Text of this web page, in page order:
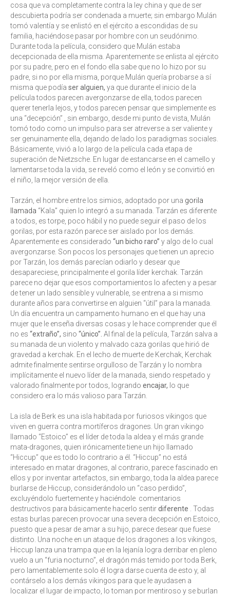
cosa que va completamente contra la ley china y que de ser
descubierta podría ser condenada a muerte; sin embargo Mulán
tomó valentía y se enlistó en el ejército a escondidas de su
familia, haciéndose pasar por hombre con un seudónimo.
Durante toda la película, considero que Mulán estaba
decepcionada de ella misma. Aparentemente se enlista al ejército
por su padre, pero en el fondo ella sabe que no lo hizo por su
padre, si no por ella misma, porque Mulán quería probarse a sí
misma que podía seralguien, ya que durante el inicio de la
película todos parecen avergonzarse de ella, todos parecen
querer tenerla lejos, y todos parecen pensar que simplemente es
una “decepción” , sin embargo, desde mi punto de vista, Mulán
tomó todo como un impulso para ser atreverse a ser valiente y
ser genuinamente ella, dejando de lado los paradigmas sociales.
Básicamente, vivió a lo largo de la película cada etapa de
superación de Nietzsche. En lugar de estancarse en el camello y
lamentarse toda la vida, se reveló como el león y se convirtió en
el niño, la mejor versión de ella.
Tarzán, el hombre entre los simios, adoptado por una gorila
llamada “Kala” quien lo integró a su manada. Tarzán es diferente
a todos, es torpe, poco hábil y no puede seguir el paso de los
gorilas, por esta razón parece ser aislado por los demás.
Aparentemente es considerado “un bicho raro” y algo de lo cual
avergonzarse. Son pocos los personajes que tienen un aprecio
por Tarzán, los demás parecían odiarlo y desear que
desapareciese, principalmente el gorila líder kerchak. Tarzán
parece no dejar que esos comportamientos lo afecten y a pesar
de tener un lado sensible y vulnerable, se entrena a si mismo
durante años para convertirse en alguien “útil” para la manada.
Un día encuentra un campamento humano en el que hay una
mujer que le enseña diversas cosas y le hace comprender que él
no es “extraño”, sino “único”. Al final de la película, Tarzán salva a
su manada de un violento y malvado caza gorilas que hirió de
gravedad a kerchak. En el lecho de muerte de Kerchak, Kerchak
admite finalmente sentirse orgulloso de Tarzán y lo nombra
implícitamente el nuevo líder de la manada, siendo respetado y
valorado finalmente por todos, logrando encajar, lo que
considero era lo más valioso para Tarzán.
La isla de Berk es una isla habitada por furiosos vikingos que
viven en guerra contra mortíferos dragones. Un gran vikingo
llamado “Estoico” es el líder de toda la aldea y el más grande
mata-dragones, quien irónicamente tiene un hijo llamado
“Hiccup” que es todo lo contrario a él. “Hiccup” no está
interesado en matar dragones, al contrario, parece fascinado en
ellos y por inventar artefactos, sin embargo, toda la aldea parece
burlarse de Hiccup, considerándolo un “caso perdido”,
excluyéndolo fuertemente y haciéndole comentarios
destructivos para básicamente hacerlo sentirdiferente . Todas
estas burlas parecen provocar una severa decepción en Estoico,
puesto que a pesar de amar a su hijo, parece desear que fuese
distinto. Una noche en un ataque de los dragones a los vikingos,
Hiccup lanza una trampa que en la lejanía logra derribar en pleno
vuelo a un “furia nocturno”, el dragón más temido por toda Berk,
pero lamentablemente solo él logra darse cuenta de esto y, al
contárselo a los demás vikingos para que le ayudasen a
localizar el lugar de impacto, lo toman por mentiroso y se burlan